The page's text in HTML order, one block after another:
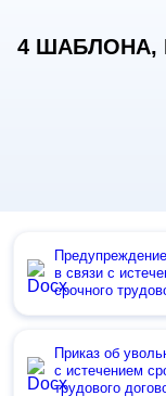
4 ШАБЛОНА,
в связи с
срочного
Приказ об
с истечением
трудового